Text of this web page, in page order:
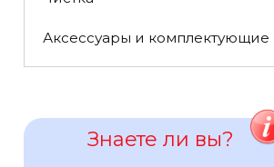
Аксессуары и комплектующие
Знаете ли вы?